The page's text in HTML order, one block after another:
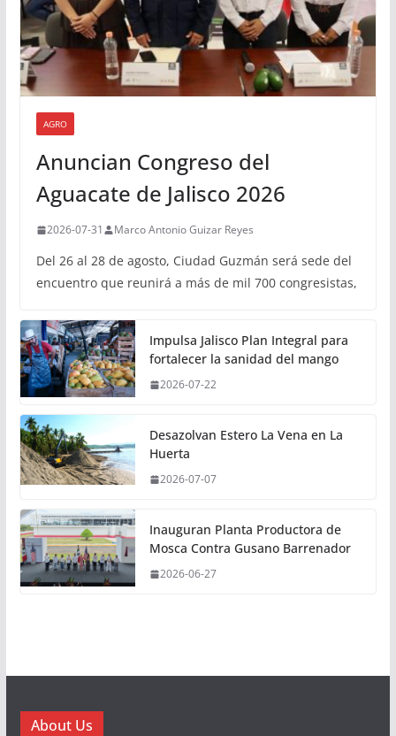
AGRO
Anuncian Congreso del
Aguacate de Jalisco 2026
2026-07-31 Marco Antonio Guizar Reyes
Del 26 al 28 de agosto, Ciudad Guzmán será sede del
encuentro que reunirá a más de mil 700 congresistas,
Impulsa Jalisco Plan Integral para
fortalecer la sanidad del mango
2026-07-22
Desazolvan Estero La Vena en La
Huerta
2026-07-07
Inauguran Planta Productora de
Mosca Contra Gusano Barrenador
2026-06-27
About Us